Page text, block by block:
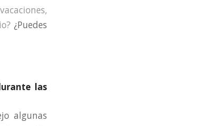
¿Puedes
las
algunas